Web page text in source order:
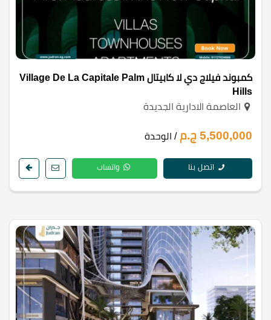
كمبوند فيلاج دي لا كابيتال Village De La Capitale Palm
Hills
العاصمة الادارية الجديدة
5,500,000 ج.م / الوحدة
اتصل بنا واتساب